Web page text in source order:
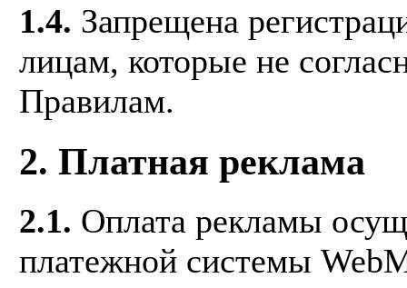
1.4. Запрещена
лицам, которые не
Правилам.
2. Платная реклама
2.1. Оплата рекламы
платежной системы